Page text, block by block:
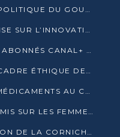
MATHIAS DZON CRITIQUE LA POLITIQUE DU GOUVERNEMENT ET ALERTE SUR LA DETTE DU CONGO
OSIANE 2026 : MTN CONGO MISE SUR L’INNOVATION POUR RELEVER LES DÉFIS AFRICAINS
COUPE DU MONDE 2026 : LES ABONNÉS CANAL+ AU CONGO DÉÇUS À QUELQUES JOURS DU COUP D’ENVOI
LE CONGO PLAIDE POUR UN CADRE ÉTHIQUE DE L’INTELLIGENCE ARTIFICIELLE À DAKAR
L’OMS REMET 25 TONNES DE MÉDICAMENTS AU CONGO POUR RENFORCER LA RIPOSTE AUX ÉPIDÉMIES
ZLECAF : LE GOUVERNEMENT MIS SUR LES FEMMES ENTREPRENEURES
LA BADEA FINANCE L’EXTENSION DE LA CORNICHE SUD DE BRAZZAVILLE